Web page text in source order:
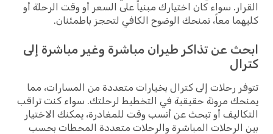
القرار. سواء كان اختيارك مبنياً على السعر أو وقت الرحلة أو
كليهما معاً، نمنحك الوضوح الكافي لتحجز باطمئنان.
ابحث عن تذاكر طيران مباشرة وغير مباشرة إلى
كترال
تتوفر رحلات إلى كترال بخيارات متعددة من المسارات، مما
يمنحك مرونة حقيقية في التخطيط لرحلتك. سواء كنت تراقب
التكاليف أو تبحث عن أنسب وقت للمغادرة، يمكنك الاختيار
بين الرحلات المباشرة والرحلات متعددة المحطات بحسب